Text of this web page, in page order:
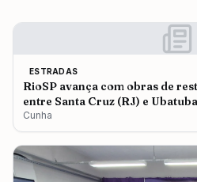
ESTRADAS
RioSP avança com obras de
entre Santa Cruz (RJ) e
Cunha